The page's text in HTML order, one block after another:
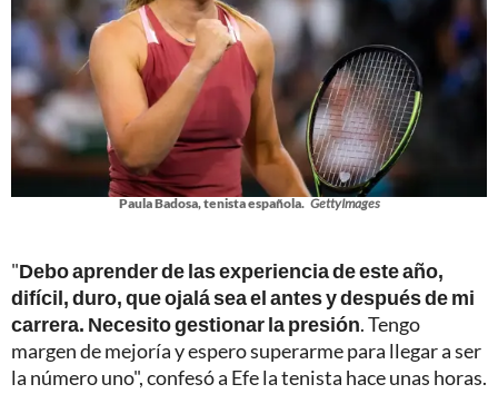
Paula Badosa, tenista española. GettyImages
"Debo aprender de las experiencia de este año,
difícil, duro, que ojalá sea el antes y después de mi
carrera. Necesito gestionar la presión. Tengo
margen de mejoría y espero superarme para llegar a ser
la número uno", confesó a Efe la tenista hace unas horas.